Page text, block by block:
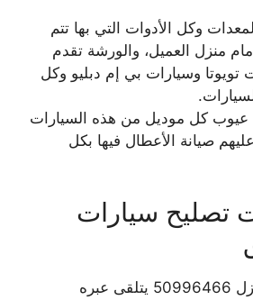
وكل الأدوات التي بها تتم
منزل العميل، والورشة تقدم
تويوتا وسيارات بي إم دبليو وكل
عيوب كل موديل من هذه السيارات
صيانة الأعطال فيها بكل
تصليح سيارات
تصليح سيارات بالمنزل 50996466 يتلقى عبره